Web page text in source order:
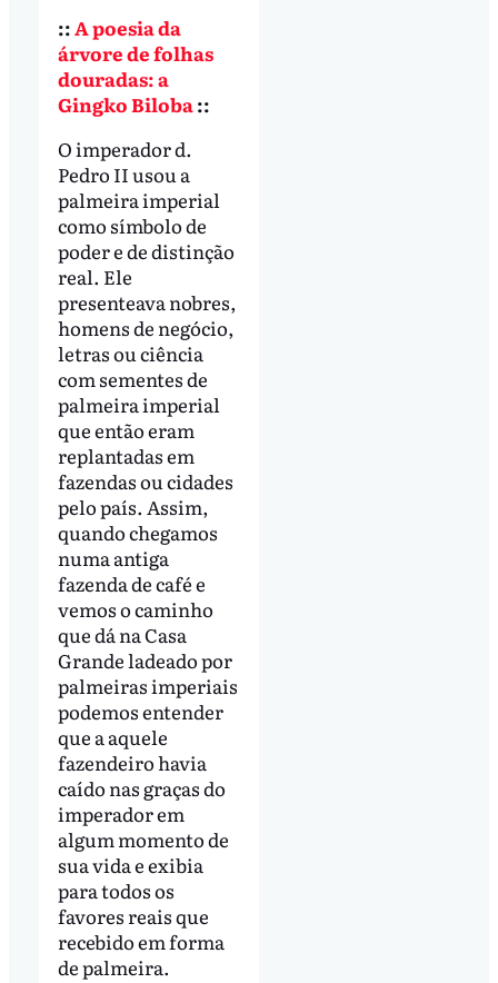
::A poesia da
árvore de folhas
douradas: a
Gingko Biloba::
O imperador d.
Pedro II usou a
palmeira imperial
como símbolo de
poder e de distinção
real. Ele
presenteava nobres,
homens de negócio,
letras ou ciência
com sementes de
palmeira imperial
que então eram
replantadas em
fazendas ou cidades
pelo país. Assim,
quando chegamos
numa antiga
fazenda de café e
vemos o caminho
que dá na Casa
Grande ladeado por
palmeiras imperiais
podemos entender
que a aquele
fazendeiro havia
caído nas graças do
imperador em
algum momento de
sua vida e exibia
para todos os
favores reais que
recebido em forma
de palmeira.